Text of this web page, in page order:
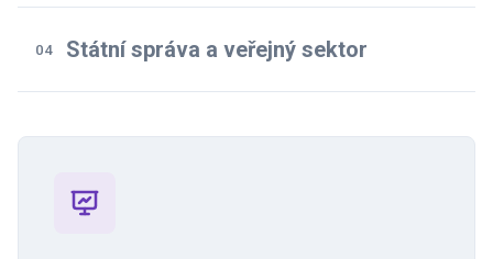
04 Státní správa a veřejný sektor